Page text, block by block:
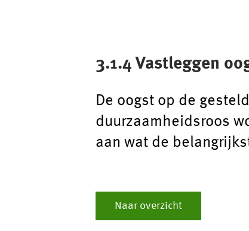
3.1.4 Vastleggen
De oogst op de
duurzaamheidsroos
aan wat de
Naar overzicht